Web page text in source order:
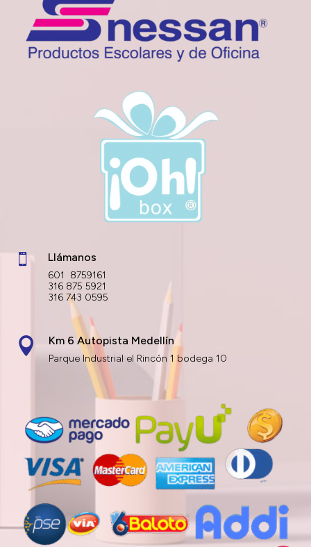
 Llámanos
601 8759161
316 875 5921
316 743 0595
 Km 6 Autopista Medellín
Parque Industrial el Rincón 1 bodega 10